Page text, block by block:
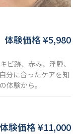
体験価格 ¥5,980
ビ跡、赤み、浮腫、
分に合ったケアを知
体験から。
体験価格 ¥11,000